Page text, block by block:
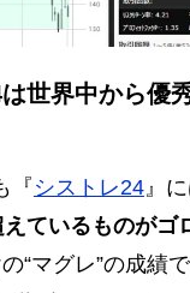
世界中から優
『シストレ24』に
ているものがゴ
“マグレ”の成績